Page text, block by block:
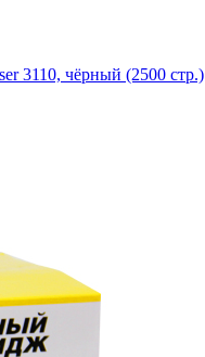
3110, чёрный (2500 стр.)